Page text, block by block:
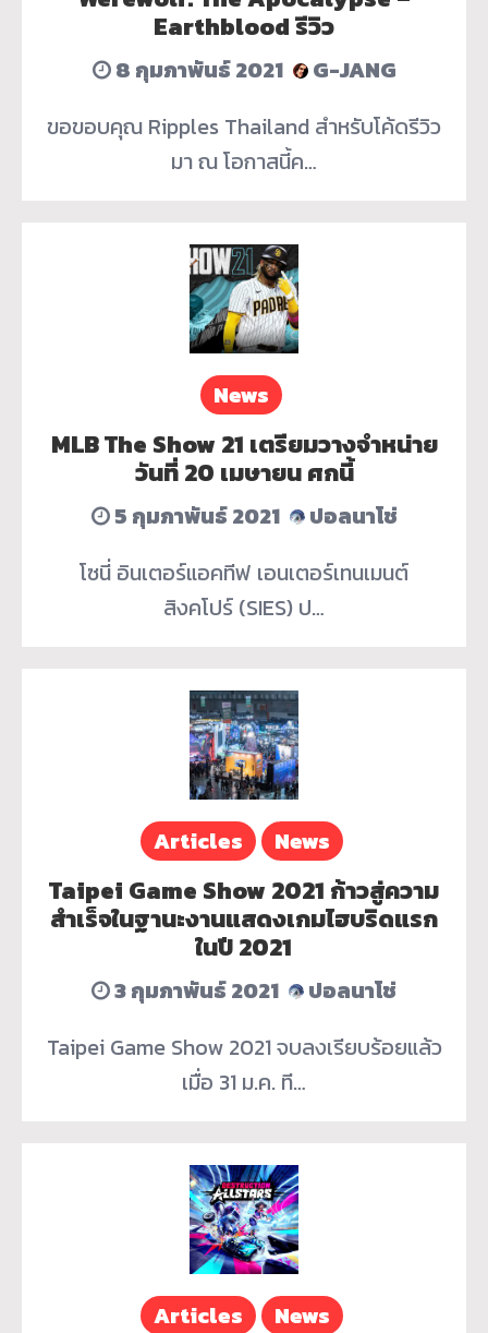
Earthblood รีวิว
8 กุมภาพันธ์ 2021
G-JANG
ขอขอบคุณ Ripples Thailand สำหรับโค้ดรีวิว
มา ณ โอกาสนี้ค…
News
MLB The Show 21 เตรียมวางจำหน่าย
วันที่ 20 เมษายน ศกนี้
5 กุมภาพันธ์ 2021
ปอลนาโช่
โซนี่ อินเตอร์แอคทีฟ เอนเตอร์เทนเมนต์
สิงคโปร์ (SIES) ป…
Articles News
Taipei Game Show 2021 ก้าวสู่ความ
สำเร็จในฐานะงานแสดงเกมไฮบริดแรก
ในปี 2021
3 กุมภาพันธ์ 2021
ปอลนาโช่
Taipei Game Show 2021 จบลงเรียบร้อยแล้ว
เมื่อ 31 ม.ค. ที…
Articles News